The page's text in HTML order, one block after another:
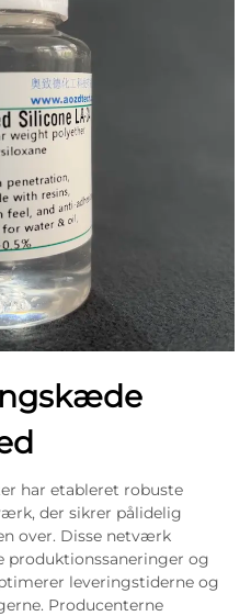
har etableret robuste
der sikrer pålidelig
over. Disse netværk
produktionssaneringer og
leveringstiderne og
Producenterne